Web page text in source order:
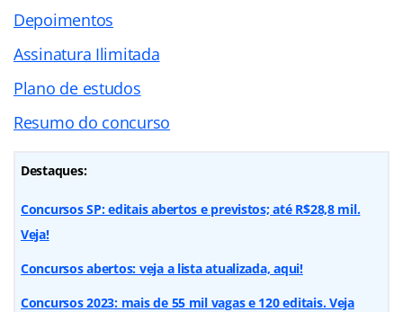
Depoimentos
Assinatura Ilimitada
Plano de estudos
Resumo do concurso
Destaques:
Concursos SP: editais abertos e previstos; até R$28,8 mil.
Veja!
Concursos abertos: veja a lista atualizada, aqui!
Concursos 2023: mais de 55 mil vagas e 120 editais. Veja